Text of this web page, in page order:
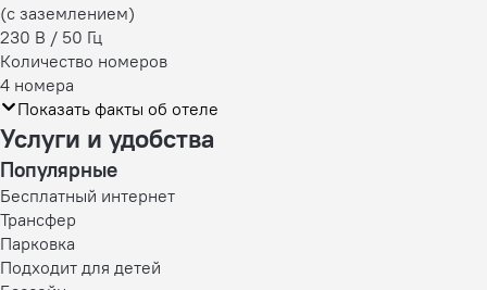
(с заземлением)
230 В / 50 Гц
Количество номеров
4 номера
Показать факты об отеле
Услуги и удобства
Популярные
Бесплатный интернет
Трансфер
Парковка
Подходит для детей